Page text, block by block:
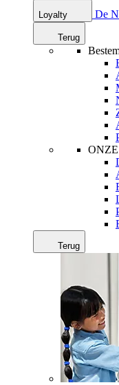
Loyalty De
Terug
Terug